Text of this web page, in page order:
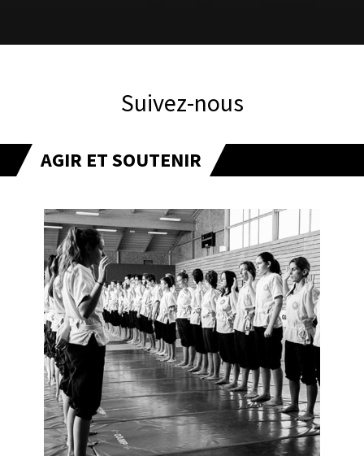
Suivez-nous
AGIR ET SOUTENIR